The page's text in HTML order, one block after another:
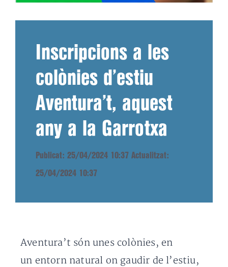
Inscripcions a les
colònies d’estiu
Aventura’t, aquest
any a la Garrotxa
Publicat: 25/04/2024 10:37 Actualitzat:
25/04/2024 10:37
Aventura’t són unes colònies, en
un entorn natural on gaudir de l’estiu,